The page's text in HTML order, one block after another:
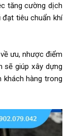
tăng cường dịch
tiêu chuẩn khí
ưu, nhược điểm
sẽ giúp xây dựng
khách hàng trong